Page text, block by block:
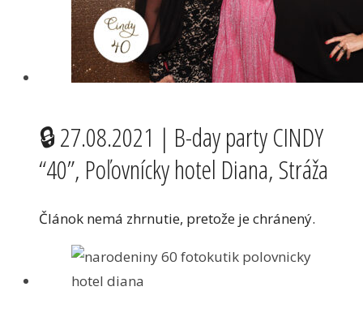
🔒 27.08.2021 | B-day party CINDY
“40”, Poľovnícky hotel Diana, Stráža
Článok nemá zhrnutie, pretože je chránený.